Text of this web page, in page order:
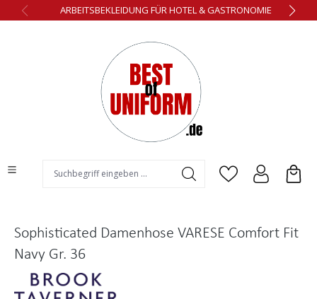
springenARBEITSBEKLEIDUNG FÜR HOTEL & GASTRONOMIE
Sophisticated Damenhose VARESE Comfort Fit
Navy Gr. 36